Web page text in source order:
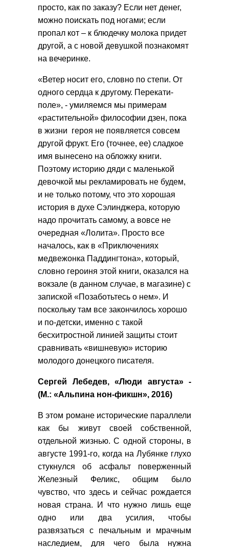
просто, как по заказу? Если нет денег,
можно поискать под ногами; если
пропал кот – к блюдечку молока придет
другой, а с новой девушкой познакомят
на вечеринке.
«Ветер носит его, словно по степи. От
одного сердца к другому. Перекати-
поле», - умиляемся мы примерам
«растительной» философии дзен, пока
в жизни героя не появляется совсем
другой фрукт. Его (точнее, ее) сладкое
имя вынесено на обложку книги.
Поэтому историю дяди с маленькой
девочкой мы рекламировать не будем,
и не только потому, что это хорошая
история в духе Сэлинджера, которую
надо прочитать самому, а вовсе не
очередная «Лолита». Просто все
началось, как в «Приключениях
медвежонка Паддингтона», который,
словно героиня этой книги, оказался на
вокзале (в данном случае, в магазине) с
запиской «Позаботьтесь о нем». И
поскольку там все закончилось хорошо
и по-детски, именно с такой
бесхитростной линией защиты стоит
сравнивать «вишневую» историю
молодого донецкого писателя.
Сергей Лебедев, «Люди августа» -
(М.: «Альпина нон-фикшн», 2016)
В этом романе исторические параллели
как бы живут своей собственной,
отдельной жизнью. С одной стороны, в
августе 1991-го, когда на Лубянке глухо
стукнулся об асфальт поверженный
Железный Феликс, общим было
чувство, что здесь и сейчас рождается
новая страна. И что нужно лишь еще
одно или два усилия, чтобы
развязаться с печальным и мрачным
наследием, для чего была нужна